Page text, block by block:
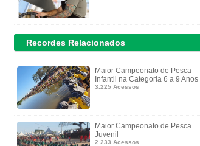
Recordes Relacionados
Maior Campeonato de Pesca
Infantil na Categoria 6 a 9 Anos
3.225 Acessos
Maior Campeonato de Pesca
Juvenil
2.233 Acessos